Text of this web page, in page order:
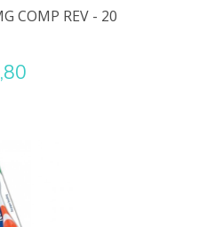
COMP REV - 20